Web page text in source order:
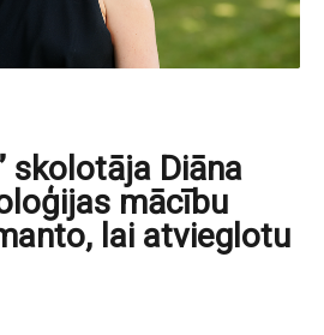
skolotāja Diāna
mācību
lai atvieglotu